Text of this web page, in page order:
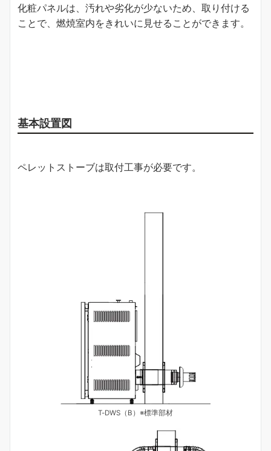
化粧パネルは、汚れや劣化が少ないため、取り付ける
ことで、燃焼室内をきれいに見せることができます。
基本設置図
ペレットストーブは取付工事が必要です。
T-DWS（B）※標準部材